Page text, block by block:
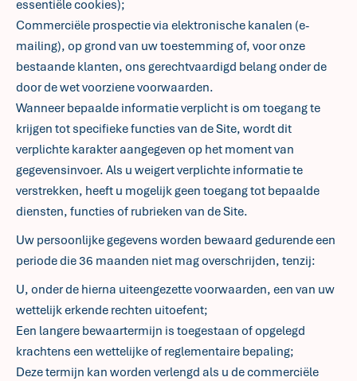
essentiële cookies);
Commerciële prospectie via elektronische kanalen (e-
mailing), op grond van uw toestemming of, voor onze
bestaande klanten, ons gerechtvaardigd belang onder de
door de wet voorziene voorwaarden.
Wanneer bepaalde informatie verplicht is om toegang te
krijgen tot specifieke functies van de Site, wordt dit
verplichte karakter aangegeven op het moment van
gegevensinvoer. Als u weigert verplichte informatie te
verstrekken, heeft u mogelijk geen toegang tot bepaalde
diensten, functies of rubrieken van de Site.
Uw persoonlijke gegevens worden bewaard gedurende een
periode die 36 maanden niet mag overschrijden, tenzij:
U, onder de hierna uiteengezette voorwaarden, een van uw
wettelijk erkende rechten uitoefent;
Een langere bewaartermijn is toegestaan of opgelegd
krachtens een wettelijke of reglementaire bepaling;
Deze termijn kan worden verlengd als u de commerciële